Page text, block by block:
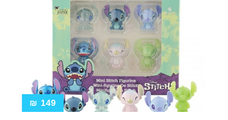
149
₪